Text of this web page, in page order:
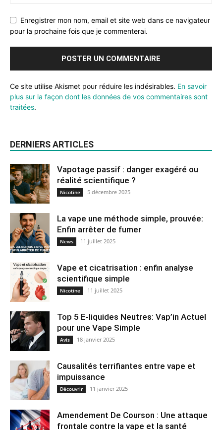
Enregistrer mon nom, email et site web dans ce navigateur
pour la prochaine fois que je commenterai.
Ce site utilise Akismet pour réduire les indésirables. En savoir
plus sur la façon dont les données de vos commentaires sont
traitées.
DERNIERS ARTICLES
Vapotage passif : danger exagéré ou
réalité scientifique ?
Nicotine 5 décembre 2025
La vape une méthode simple, prouvée:
Enfin arrêter de fumer
News 11 juillet 2025
Vape et cicatrisation : enfin analyse
scientifique simple
Nicotine 11 juillet 2025
Top 5 E-liquides Neutres: Vap’in Actuel
pour une Vape Simple
Avis 18 janvier 2025
Causalités terrifiantes entre vape et
impuissance
Découvrir 11 janvier 2025
Amendement De Courson : Une attaque
frontale contre la vape et la santé